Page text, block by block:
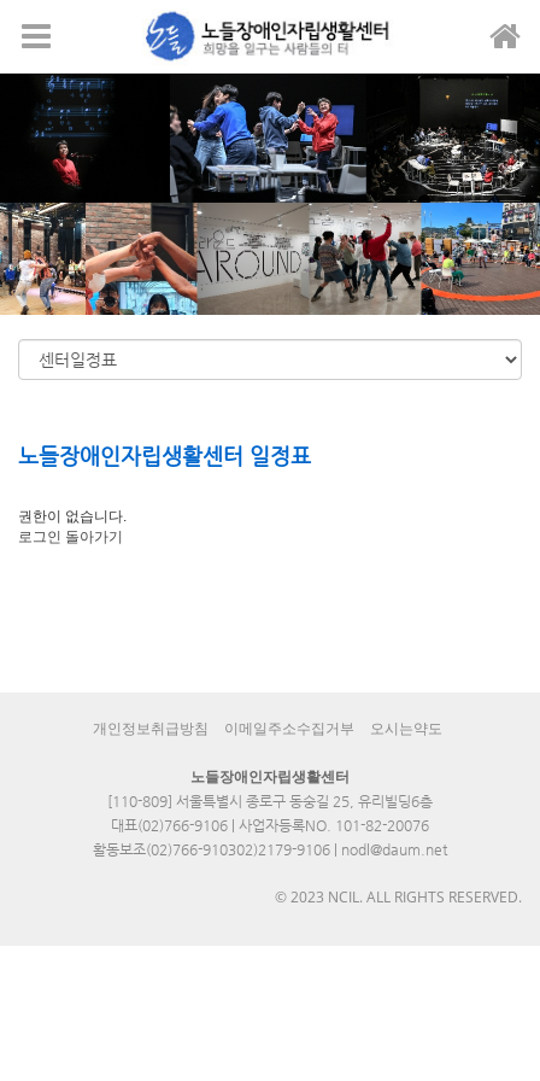
메뉴 건너뛰기
노들장애인자립생활센터 일정표
권한이 없습니다.
로그인 돌아가기
개인정보취급방침 이메일주소수집거부 오시는약도
노들장애인자립생활센터
[110-809] 서울특별시 종로구 동숭길 25, 유리빌딩6층
대표(02)766-9106 | 사업자등록NO. 101-82-20076
활동보조(02)766-910302)2179-9106 | nodl@daum.net
© 2023 NCIL. ALL RIGHTS RESERVED.